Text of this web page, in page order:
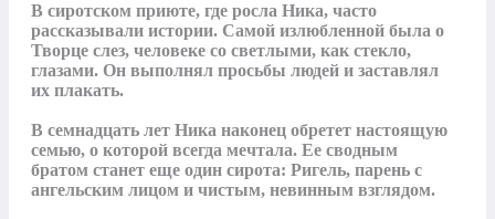
В сиротском приюте, где росла Ника, часто
рассказывали истории. Самой излюбленной была о
Творце слез, человеке со светлыми, как стекло,
глазами. Он выполнял просьбы людей и заставлял
их плакать.
В семнадцать лет Ника наконец обретет настоящую
семью, о которой всегда мечтала. Ее сводным
братом станет еще один сирота: Ригель, парень с
ангельским лицом и чистым, невинным взглядом.